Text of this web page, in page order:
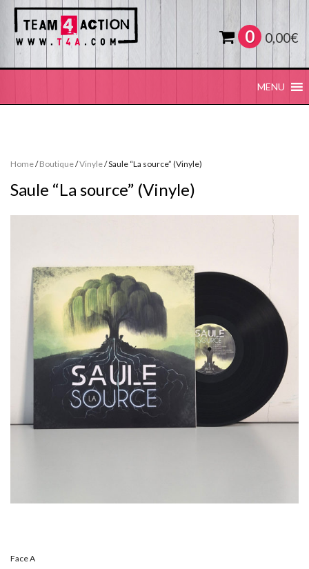
MENU
0 0,00€
Home/Boutique/Vinyle/ Saule “La source” (Vinyle)
Saule “La source” (Vinyle)
Face A